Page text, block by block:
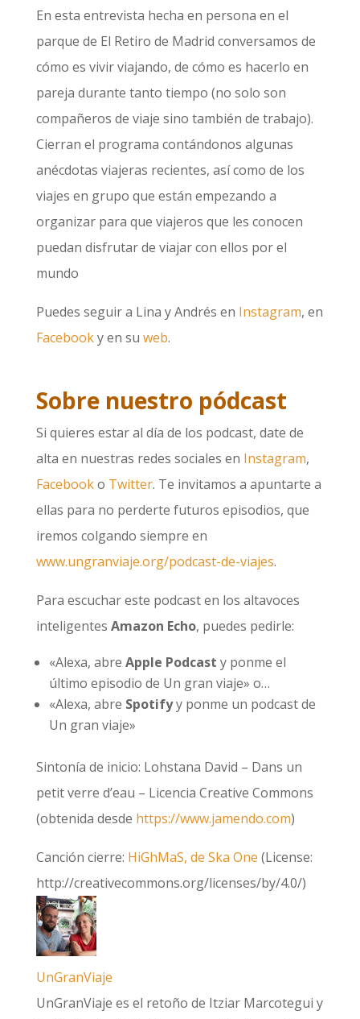
En esta entrevista hecha en persona en el
parque de El Retiro de Madrid conversamos de
cómo es vivir viajando, de cómo es hacerlo en
pareja durante tanto tiempo (no solo son
compañeros de viaje sino también de trabajo).
Cierran el programa contándonos algunas
anécdotas viajeras recientes, así como de los
viajes en grupo que están empezando a
organizar para que viajeros que les conocen
puedan disfrutar de viajar con ellos por el
mundo
Puedes seguir a Lina y Andrés en Instagram, en
Facebooky en su web.
Sobre nuestro pódcast
Si quieres estar al día de los podcast, date de
alta en nuestras redes sociales en Instagram,
Facebooko Twitter. Te invitamos a apuntarte a
ellas para no perderte futuros episodios, que
iremos colgando siempre en
www.ungranviaje.org/podcast-de-viajes.
Para escuchar este podcast en los altavoces
inteligentes Amazon Echo, puedes pedirle:
«Alexa, abre Apple Podcast y ponme el
último episodio de Un gran viaje» o…
«Alexa, abre Spotifyy ponme un podcast de
Un gran viaje»
Sintonía de inicio: Lohstana David – Dans un
petit verre d’eau – Licencia Creative Commons
(obtenida desde https://www.jamendo.com)
Canción cierre: HiGhMaS, de Ska One (License:
http://creativecommons.org/licenses/by/4.0/)
UnGranViaje
UnGranViaje es el retoño de Itziar Marcotegui y